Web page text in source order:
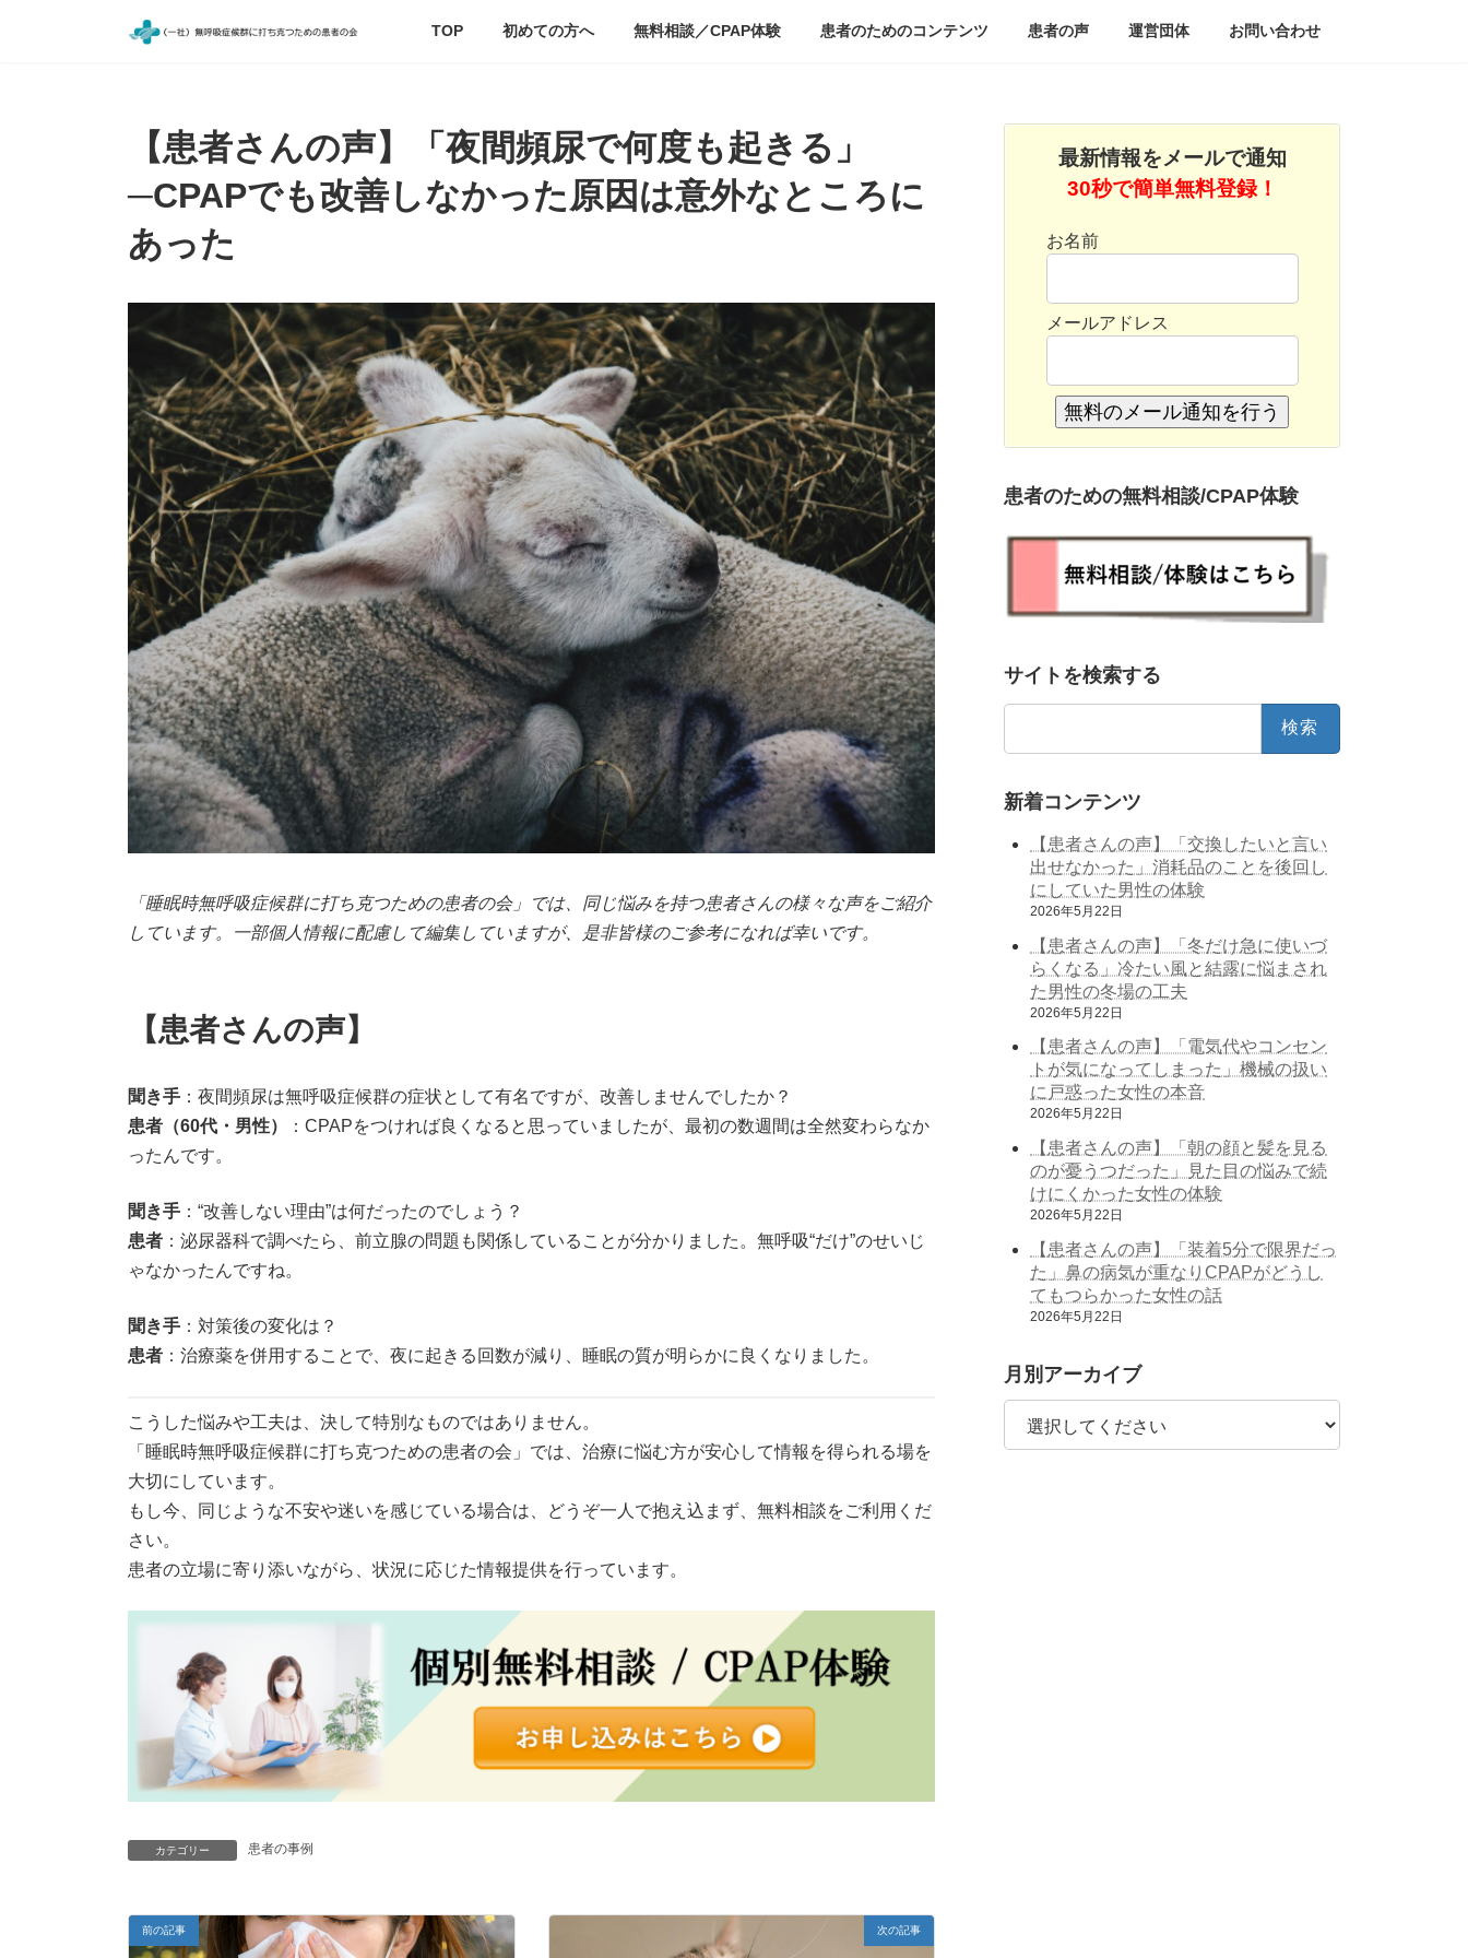
TOP 初めての方へ 無料相談／CPAP体験 患者のためのコンテンツ 患者の声 運営団体 お問い合わせ
【患者さんの声】「夜間頻尿で何度も起きる」
─CPAPでも改善しなかった原因は意外なところに
あった
「睡眠時無呼吸症候群に打ち克つための患者の会」では、同じ悩みを持つ患者さんの様々な声をご紹介
しています。一部個人情報に配慮して編集していますが、是非皆様のご参考になれば幸いです。
【患者さんの声】
聞き手 ：夜間頻尿は無呼吸症候群の症状として有名ですが、改善しませんでしたか？
患者（60代・男性）
：CPAPをつければ良くなると思っていましたが、最初の数週間は全然変わらなか
ったんです。
聞き手 ：“改善しない理由”は何だったのでしょう？
患者 ：泌尿器科で調べたら、前立腺の問題も関係していることが分かりました。無呼吸“だけ”のせいじ
ゃなかったんですね。
聞き手 ：対策後の変化は？
患者 ：治療薬を併用することで、夜に起きる回数が減り、睡眠の質が明らかに良くなりました。
こうした悩みや工夫は、決して特別なものではありません。
「睡眠時無呼吸症候群に打ち克つための患者の会」では、治療に悩む方が安心して情報を得られる場を
大切にしています。
もし今、同じような不安や迷いを感じている場合は、どうぞ一人で抱え込まず、無料相談をご利用くだ
さい。
患者の立場に寄り添いながら、状況に応じた情報提供を行っています。
カテゴリー 患者の事例
前の記事 次の記事
最新情報をメールで通知
30秒で簡単無料登録！
お名前
メールアドレス
無料のメール通知を行う
患者のための無料相談/CPAP体験
サイトを検索する
検
新着コンテンツ
【患者さんの声】「交換したいと言い
出せなかった」消耗品のことを後回し
にしていた男性の体験
2026年5月22日
【患者さんの声】「冬だけ急に使いづ
らくなる」冷たい風と結露に悩まされ
た男性の冬場の工夫
2026年5月22日
【患者さんの声】「電気代やコンセン
トが気になってしまった」機械の扱い
に戸惑った女性の本音
2026年5月22日
【患者さんの声】「朝の顔と髪を見る
のが憂うつだった」見た目の悩みで続
けにくかった女性の体験
2026年5月22日
【患者さんの声】「装着5分で限界だっ
た」鼻の病気が重なりCPAPがどうし
てもつらかった女性の話
2026年5月22日
月別アーカイブ